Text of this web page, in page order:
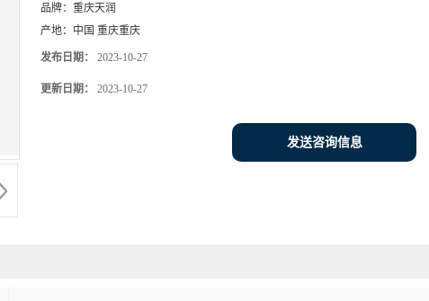
品牌： 重庆天润
产地： 中国 重庆重庆
发布日期： 2023-10-27
更新日期： 2023-10-27
发送咨询信息